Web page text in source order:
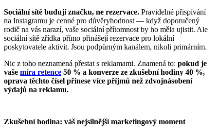
Sociální sítě budují značku, ne rezervace. Pravidelné přispívání
na Instagramu je cenné pro důvěryhodnost — když doporučený
rodič na vás narazí, vaše sociální přítomnost by ho měla ujistit. Ale
sociální sítě zřídka přímo přinášejí rezervace pro lokální
poskytovatele aktivit. Jsou podpůrným kanálem, nikoli primárním.
Nic z toho neznamená přestat s reklamami. Znamená to: pokud je
vaše míra retence 50 % a konverze ze zkušební hodiny 40 %,
oprava těchto čísel přinese více příjmů než zdvojnásobení
výdajů na reklamu.
Zkušební hodina: váš nejsilnější marketingový moment